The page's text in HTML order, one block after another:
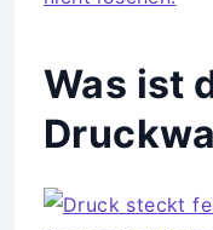
Was ist